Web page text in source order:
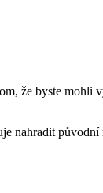
že byste mohli
nahradit